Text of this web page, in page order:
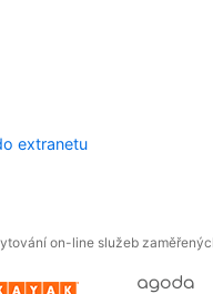
extranetu
on-line služeb